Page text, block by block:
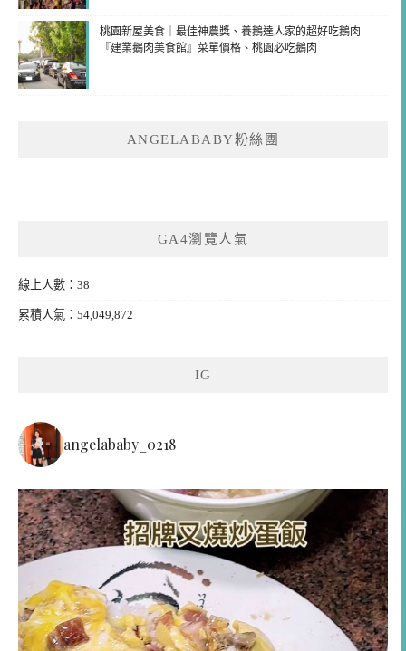
桃園新屋美食｜最佳神農獎、養鵝達人家的超好吃鵝肉
『建業鵝肉美食館』菜單價格、桃園必吃鵝肉
ANGELABABY粉絲團
GA4瀏覽人氣
線上人數：38
累積人氣：54,049,872
IG
angelababy_0218